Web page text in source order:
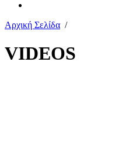
Αρχική Σελίδα /
VIDEOS